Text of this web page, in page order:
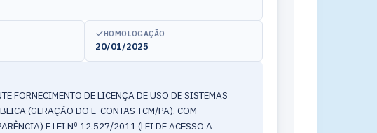
HOMOLOGAÇÃO
20/01/2025
FORNECIMENTO DE LICENÇA DE USO DE SISTEMAS
(GERAÇÃO DO E-CONTAS TCM/PA), COM
E LEI Nº 12.527/2011 (LEI DE ACESSO A